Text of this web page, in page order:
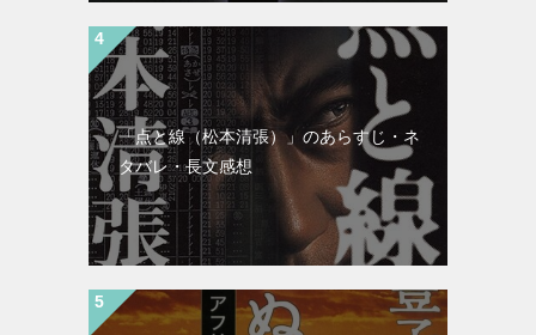
「点と線（松本清張）」のあらすじ・ネ
タバレ・長文感想